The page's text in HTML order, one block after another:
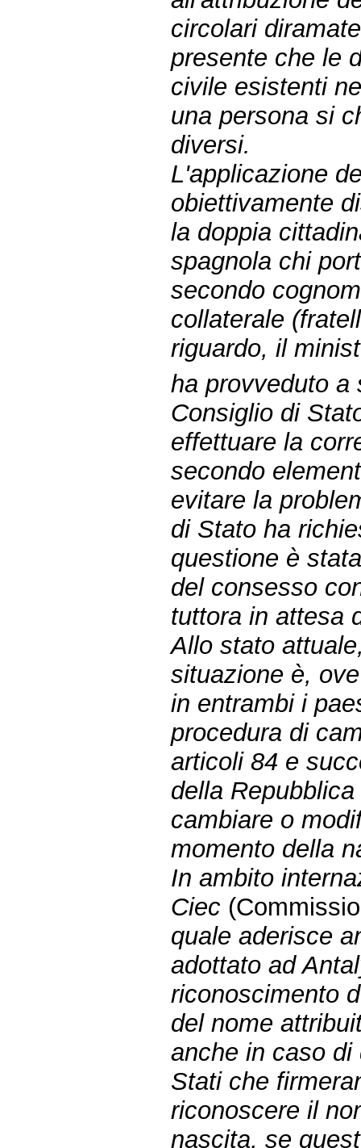
circolari
presente che le
civile esistenti
una persona si
diversi.
L'applicazione
obiettivamente
la doppia
spagnola chi
secondo
collaterale
riguardo, il
ha provveduto a
Consiglio di
effettuare la
secondo
evitare la
di Stato ha
questione è
del consesso
tuttora in attesa
Allo stato
situazione è,
in entrambi i
procedura di
articoli 84 e
della
cambiare o
momento della
In ambito
Ciec
quale aderisce
adottato ad
riconoscimento
del nome
anche in caso
Stati che
riconoscere il
nascita, se